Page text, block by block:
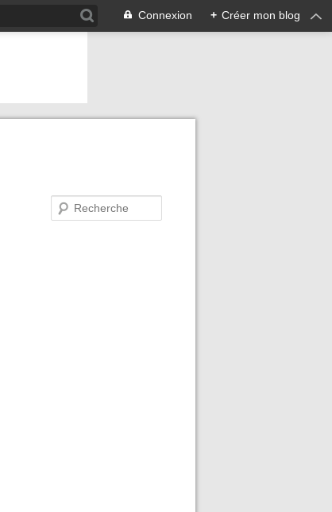
Connexion + Créer mon blog